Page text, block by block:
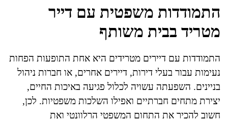
התמודדות משפטית עם דייר
מטריד בבית משותף
התמודדות עם דיירים מטרידים היא אחת התופעות הפחות
נעימות עבור בעלי דירות, דיירים אחרים, או חברות ניהול
בניינים. השפעתה עשויה לכלול פגיעה באיכות החיים,
יצירת מתחים חברתיים ואפילו השלכות משפטיות. לכן,
חשוב להכיר את התחום המשפטי הרלוונטי ואת